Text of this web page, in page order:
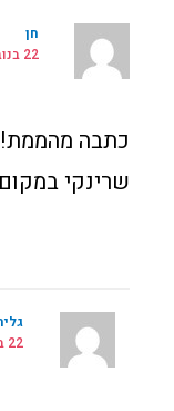
חן
22 בנובמבר 2019 ב 10:12
כתבה
שרינקי
22 בנובמבר 2019 ב 15:45